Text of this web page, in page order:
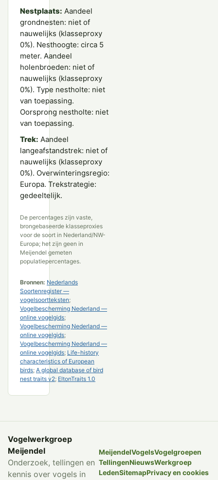
Nestplaats: Aandeel
grondnesten: niet of
nauwelijks (klasseproxy
0%). Nesthoogte: circa 5
meter. Aandeel
holenbroeden: niet of
nauwelijks (klasseproxy
0%). Type nestholte: niet
van toepassing.
Oorsprong nestholte: niet
van toepassing.
Trek: Aandeel
langeafstandstrek: niet of
nauwelijks (klasseproxy
0%). Overwinteringsregio:
Europa. Trekstrategie:
gedeeltelijk.
De percentages zijn vaste,
brongebaseerde klasseproxies
voor de soort in Nederland/NW-
Europa; het zijn geen in
Meijendel gemeten
populatiepercentages.
Bronnen: Nederlands
Soortenregister —
vogelsoortteksten;
Vogelbescherming Nederland —
online vogelgids;
Vogelbescherming Nederland —
online vogelgids;
Vogelbescherming Nederland —
online vogelgids; Life-history
characteristics of European
birds; A global database of bird
nest traits v2; EltonTraits 1.0
Vogelwerkgroep
Meijendel
Onderzoek, tellingen en
kennis over vogels in
MeijendelVogelsVogelgroepen
TellingenNieuwsWerkgroep
LedenSitemapPrivacy en cookies